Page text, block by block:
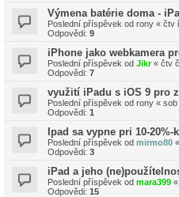
Výmena batérie doma -
Poslední příspěvek od rony « čtv
Odpovědi: 9
iPhone jako webkamera
Poslední příspěvek od Jikr« čtv
Odpovědi: 7
využití iPadu s iOS 9 pro
Poslední příspěvek od rony « sob
Odpovědi: 1
Ipad sa vypne pri 10-20%-
Poslední příspěvek od mirmo80 «
Odpovědi: 3
iPad a jeho
Poslední příspěvek od mara399 «
Odpovědi: 15